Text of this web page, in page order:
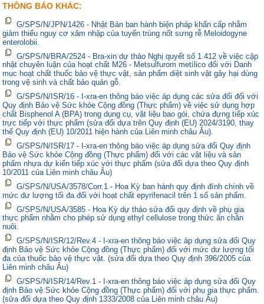
THÔNG BÁO KHÁC:
G/SPS/N/JPN/1426 - Nhật Bản ban hành biện pháp khẩn cấp nhằm
giảm thiểu nguy cơ xâm nhập của tuyến trùng nốt sưng rễ Meloidogyne
enterolobii.
G/SPS/N/BRA/2524 - Bra-xin dự thảo Nghị quyết số 1.412 về việc cập
nhật chuyên luận của hoạt chất M26 - Metsulfurom metílico đối với Danh
mục hoạt chất thuốc bảo vệ thực vật, sản phẩm diệt sinh vật gây hại dùng
trong vệ sinh và chất bảo quản gỗ.
G/SPS/N/ISR/16 - I-xra-en thông báo việc áp dụng các sửa đổi đối với
Quy định Bảo vệ Sức khỏe Cộng đồng (Thực phẩm) về việc sử dụng hợp
chất Bisphenol A (BPA) trong dụng cụ, vật liệu bao gói, chứa đựng tiếp xúc
trực tiếp với thực phẩm (sửa đổi dựa trên Quy định (EU) 2024/3190, thay
thế Quy định (EU) 10/2011 hiện hành của Liên minh châu Âu).
G/SPS/N/ISR/17 - I-xra-en thông báo việc áp dụng sửa đổi Quy định
Bảo vệ Sức khỏe Cộng đồng (Thực phẩm) đối với các vật liệu và sản
phẩm nhựa dự kiến tiếp xúc với thực phẩm (sửa đổi dựa theo Quy định
10/2011 của Liên minh châu Âu)
G/SPS/N/USA/3578/Corr.1 - Hoa Kỳ ban hành quy định đính chính về
mức dư lượng tối đa đối với hoạt chất epyrifenacil trên 1 số sản phẩm.
G/SPS/N/USA/3585 - Hoa Kỳ dự thảo sửa đổi quy định về phụ gia
thực phẩm nhằm cho phép sử dụng ethyl cellulose trong thức ăn chăn
nuôi.
G/SPS/N/ISR/12/Rev.4 - I-xra-en thông báo việc áp dụng sửa đổi Quy
định Bảo vệ Sức khỏe Cộng đồng (Thực phẩm) đối với mức dư lượng tối
đa của thuốc bảo vệ thực vật. (sửa đổi dựa theo Quy định 396/2005 của
Liên minh châu Âu)
G/SPS/N/ISR/14/Rev.1 - I-xra-en thông báo việc áp dụng sửa đổi Quy
định Bảo vệ Sức khỏe Cộng đồng (Thực phẩm) đối với phụ gia thực phẩm.
(sửa đổi dựa theo Quy định 1333/2008 của Liên minh châu Âu)